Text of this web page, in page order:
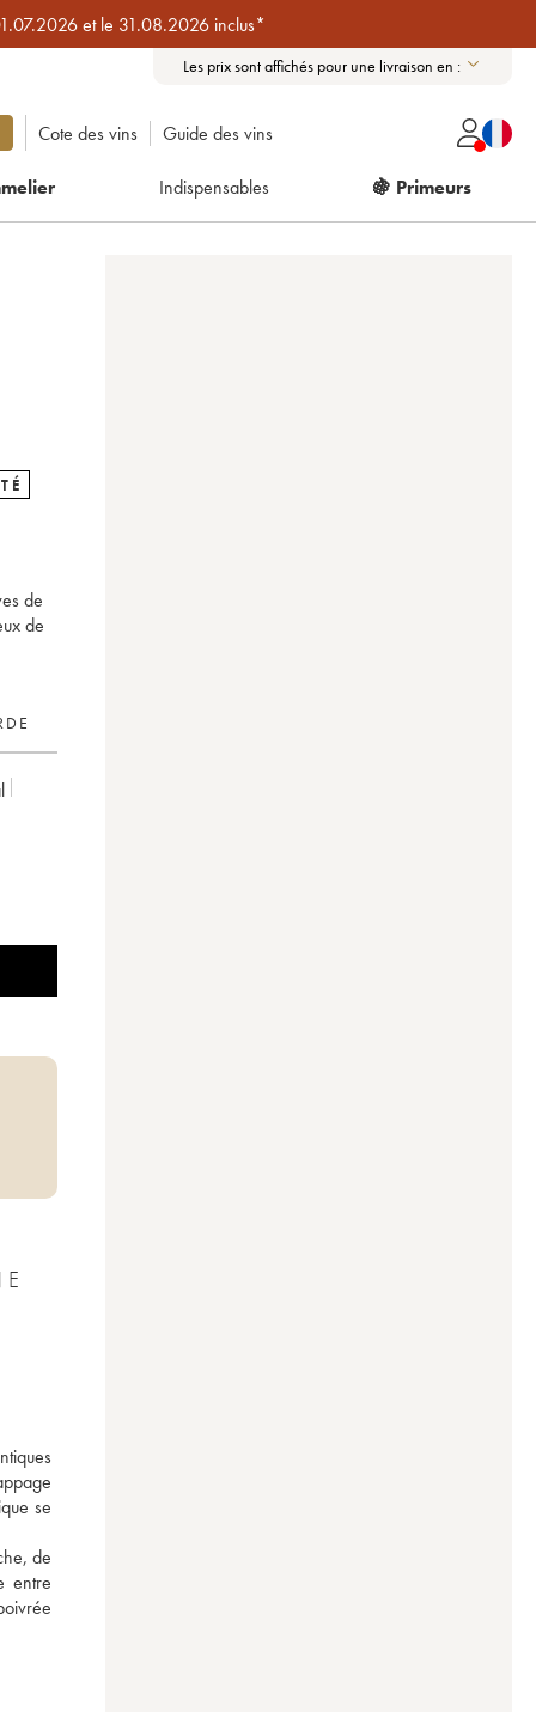
et le 31.08.2026 inclus*
Les prix sont affichés pour une livraison en :
Cote des vins Guide des vins
Indispensables 🍇 Primeurs
de
de
se
de
entre